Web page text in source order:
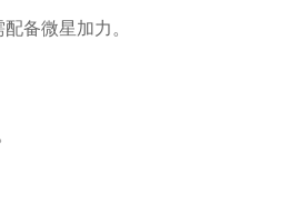
备微星加力。